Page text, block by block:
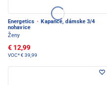
Energetics · Kapance, dámske 3/4
nohavice
Ženy
€ 12,99
VOC*€ 39,99